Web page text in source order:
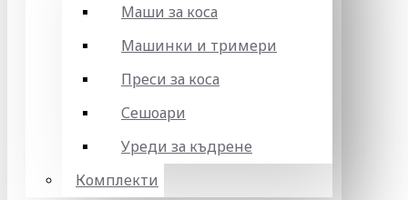
Маши за коса
Машинки и тримери
Преси за коса
Сешоари
Уреди за къдрене
Комплекти